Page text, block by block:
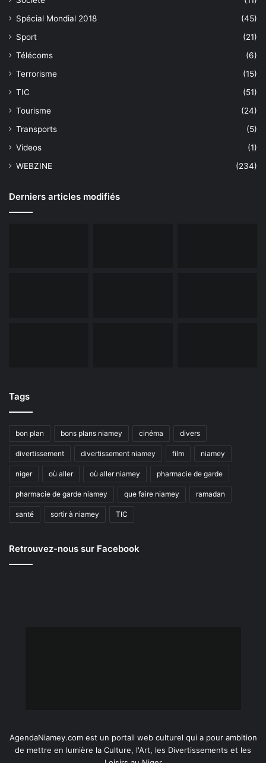
Spécial Mondial 2018
(45)
Sport
(21)
Télécoms
(6)
Terrorisme
(15)
TIC
(51)
Tourisme
(24)
Transports
(5)
Videos
(1)
WEBZINE
(234)
Derniers articles modifiés
Tags
bon plan bons plans niamey cinéma divers
divertissement divertissement niamey film niamey
niger où aller où aller niamey pharmacie de garde
pharmacie de garde niamey que faire niamey ramadan
santé sortir à niamey TIC
Retrouvez-nous sur Facebook
AgendaNiamey.com est un portail web culturel qui a pour ambition
de mettre en lumière la Culture, l'Art, les Divertissements et les